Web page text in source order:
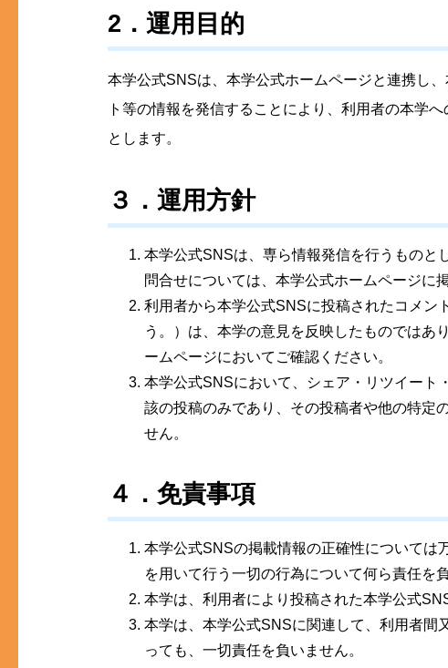
2．運用目的
本学公式SNSは、本学公式ホームページと連携し
ト等の情報を発信することにより、利用者の本学
とします。
３．運用方針
本学公式SNSは、専ら情報発信を行うものと
問合せについては、本学公式ホームページに
利用者から本学公式SNSに投稿されたコメン
う。）は、本学の意見を反映したものではあ
ームページにおいてご確認ください。
本学公式SNSにおいて、シェア・リツイート
該の投稿のみであり、その投稿者や他の特定
せん。
４．免責事項
本学公式SNSの掲載情報の正確性については
を用いて行う一切の行為について何ら責任を
本学は、利用者により投稿された本学公式
本学は、本学公式SNSに関連して、利用者間
っても、一切責任を負いません。